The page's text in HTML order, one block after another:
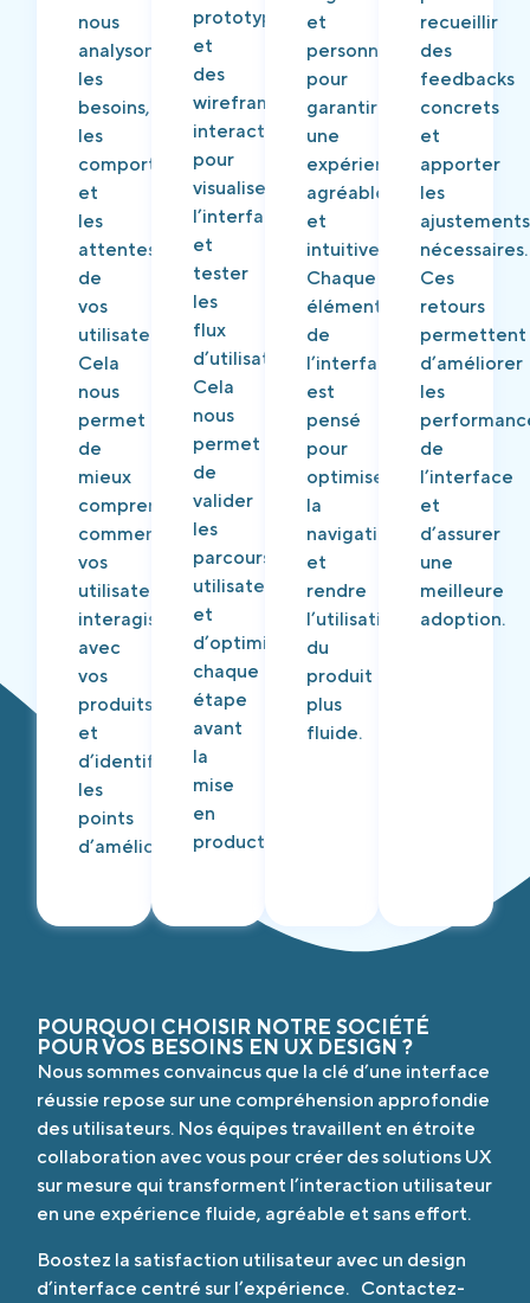
nous
analysons
les
besoins,
les
comportements
et
les
attentes
de
vos
utilisateurs.
Cela
nous
permet
de
mieux
comprendre
comment
vos
utilisateurs
interagissent
avec
vos
produits
et
d’identifier
les
points
d’amélioration.
prototypes
et
des
wireframes
interactifs
pour
visualiser
l’interface
et
tester
les
flux
d’utilisateurs.
Cela
nous
permet
de
valider
les
parcours
utilisateurs
et
d’optimiser
chaque
étape
avant
la
mise
en
production.
et
personnalisées
pour
garantir
une
expérience
agréable
et
intuitive.
Chaque
élément
de
l’interface
est
pensé
pour
optimiser
la
navigation
et
rendre
l’utilisation
du
produit
plus
fluide.
recueillir
des
feedbacks
concrets
et
apporter
les
ajustements
nécessaires.
Ces
retours
permettent
d’améliorer
les
de
l’interface
et
d’assurer
une
meilleure
adoption.
POURQUOI CHOISIR NOTRE SOCIÉTÉ
POUR VOS BESOINS EN UX DESIGN ?
Nous sommes convaincus que la clé d’une interface
réussie repose sur une compréhension approfondie
des utilisateurs. Nos équipes travaillent en étroite
collaboration avec vous pour créer des solutions UX
sur mesure qui transforment l’interaction utilisateur
en une expérience fluide, agréable et sans effort.
Boostez la satisfaction utilisateur avec un design
d’interface centré sur l’expérience. Contactez-